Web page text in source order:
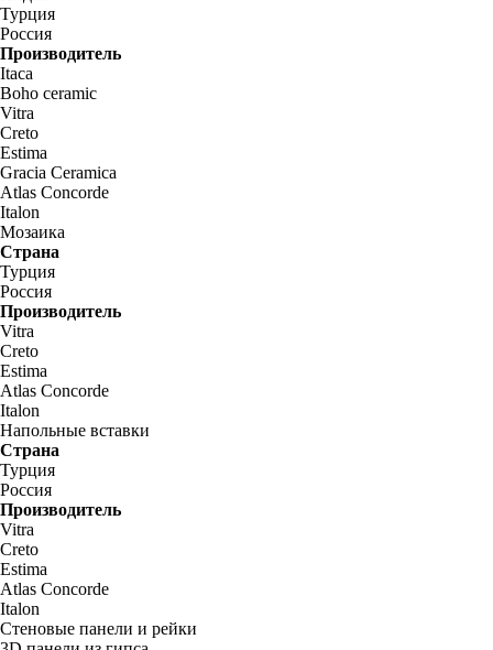
Турция
Россия
Производитель
Itaca
Boho ceramic
Vitra
Creto
Estima
Gracia Ceramica
Atlas Concorde
Italon
Мозаика
Страна
Турция
Россия
Производитель
Vitra
Creto
Estima
Atlas Concorde
Italon
Напольные вставки
Страна
Турция
Россия
Производитель
Vitra
Creto
Estima
Atlas Concorde
Italon
Стеновые панели и рейки